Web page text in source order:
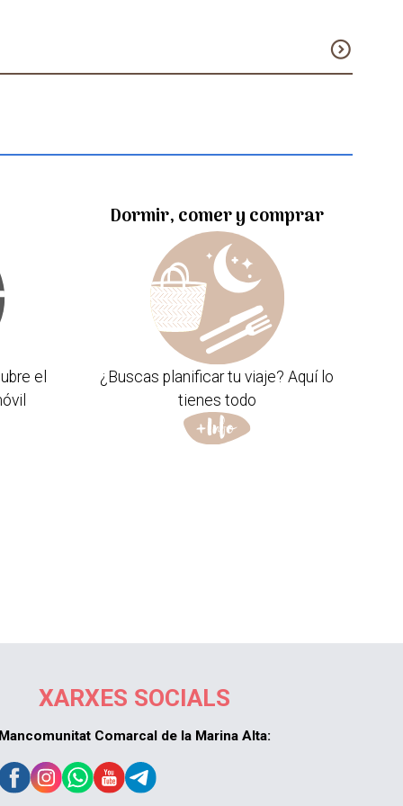
expand_circle_down
el
Dormir, comer y comprar
¿Buscas planificar tu viaje? Aquí lo
tienes todo
XARXES SOCIALS
Mancomunitat Comarcal de la Marina Alta: